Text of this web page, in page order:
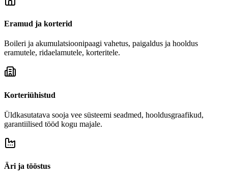
Eramud ja korterid
Boileri ja akumulatsioonipaagi vahetus, paigaldus ja hooldus
eramutele, ridaelamutele, korteritele.
Korteriühistud
Üldkasutatava sooja vee süsteemi seadmed, hooldusgraafikud,
garantiilised tööd kogu majale.
Äri ja tööstus